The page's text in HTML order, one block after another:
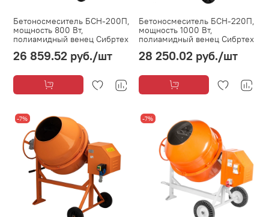
Бетоносмеситель БСН-200П,
мощность 800 Вт,
полиамидный венец Сибртех
26 859.52 руб./шт
Бетоносмеситель БСН-220П,
мощность 1000 Вт,
полиамидный венец Сибртех
28 250.02 руб./шт
-7% -7%